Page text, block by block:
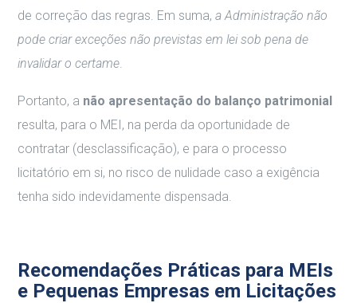
de correção das regras. Em suma,a Administração não
pode criar exceções não previstas em lei sob pena de
invalidar o certame.
Portanto, a não apresentação do balanço patrimonial
resulta, para o MEI, na perda da oportunidade de
contratar (desclassificação), e para o processo
licitatório em si, no risco de nulidade caso a exigência
tenha sido indevidamente dispensada.
Recomendações Práticas para MEIs
e Pequenas Empresas em Licitações